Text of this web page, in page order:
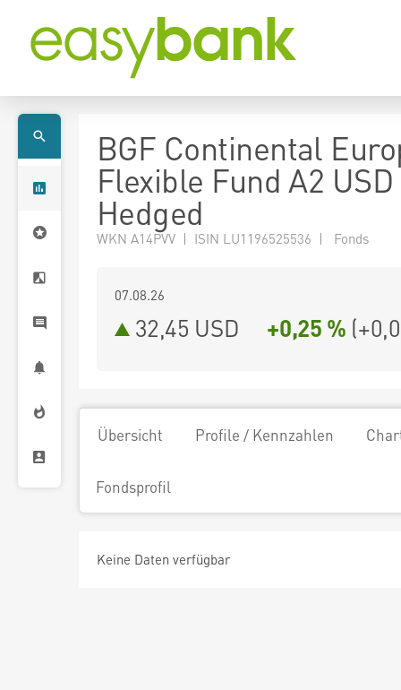
BGF Continental
Flexible Fund A2 USD
Hedged
WKN A14PVV | ISIN LU1196525536 | Fonds
07.08.26
32,45 USD +0,25 % (
Übersicht Profile / Kennzahlen
Fondsprofil
Keine Daten verfügbar